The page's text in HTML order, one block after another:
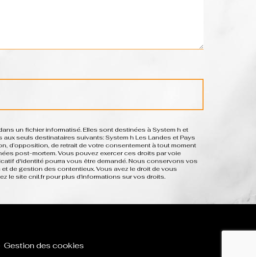
un fichier informatisé. Elles sont destinées à System h et
seuls destinataires suivants: System h Les Landes et Pays
d’opposition, de retrait de votre consentement à tout moment
post-mortem. Vous pouvez exercer ces droits par voie
d'identité pourra vous être demandé. Nous conservons vos
de gestion des contentieux. Vous avez le droit de vous
le site cnil.fr pour plus d’informations sur vos droits.
Gestion des cookies